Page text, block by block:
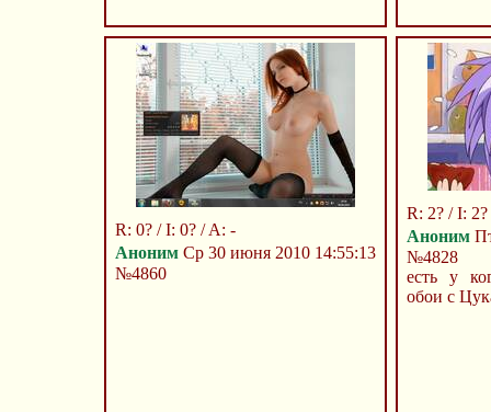
R: 0? / I: 0? / A: -
Аноним Ср 30 июня 2010 14:55:13
№4860
R: 2? / I:
Аноним
№4828
есть у
обои с